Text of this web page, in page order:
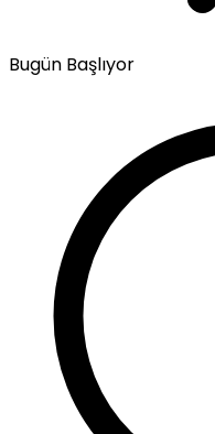
Bugün Başlıyor